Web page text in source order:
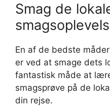
Smag de
En af de bedste
er ved at smage dets
fantastisk måde at
smagsprøve på de
din rejse.